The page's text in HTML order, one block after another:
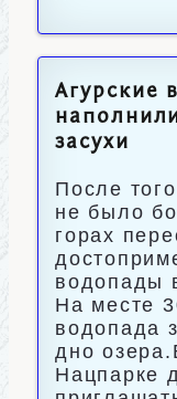
Агурские
засухи
После
не было
горах
водопады
На месте
водопада
дно
Нацпарке